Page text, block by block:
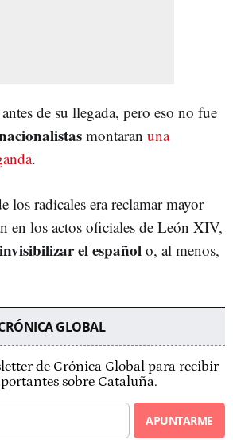
de su llegada, pero eso no fue
montaran una
.
los radicales era reclamar mayor
en los actos oficiales de León XIV,
invisibilizar el español o, al menos,
GLOBAL
de Crónica Global para recibir
sobre Cataluña.
APUNTARME